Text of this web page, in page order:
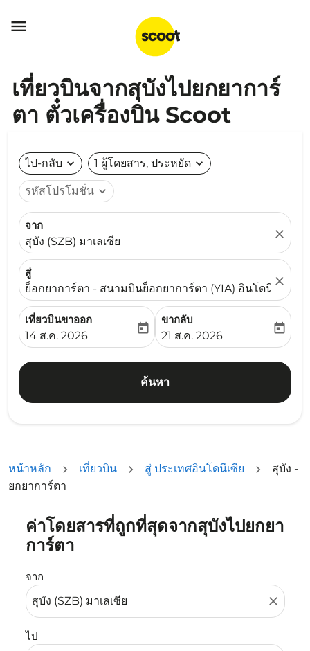

เที่ยวบินจากสุบังไปยกยาการ์
ตา ตั๋วเครื่องบิน Scoot
ไป-กลับ expand_more 1 ผู้โดยสาร, ประหยัด expand_more
รหัสโปรโมชั่น expand_more
จาก
สุบัง (SZB) มาเลเซีย
close
สู่
ย็อกยาการ์ตา - สนามบินย็อกยาการ์ตา (YIA) อินโดนีเซีย
close
เที่ยวบินขาออก
fc-booking-departure-date-aria-label
14 ส.ค. 2026
today
ขากลับ
fc-booking-return-date-
21 ส.ค. 2026
today
ค้นหา
หน้าหลัก เที่ยวบิน สู่ ประเทศอินโดนีเซีย
สุบัง -
ยกยาการ์ตา
ค่าโดยสารที่ถูกที่สุดจากสุบังไปยกยา
การ์ตา
จาก
close
ไป
ลองอัปเดตเส้นทางของคุณ (ต้นทางและ/หรือปลายทาง) หรื